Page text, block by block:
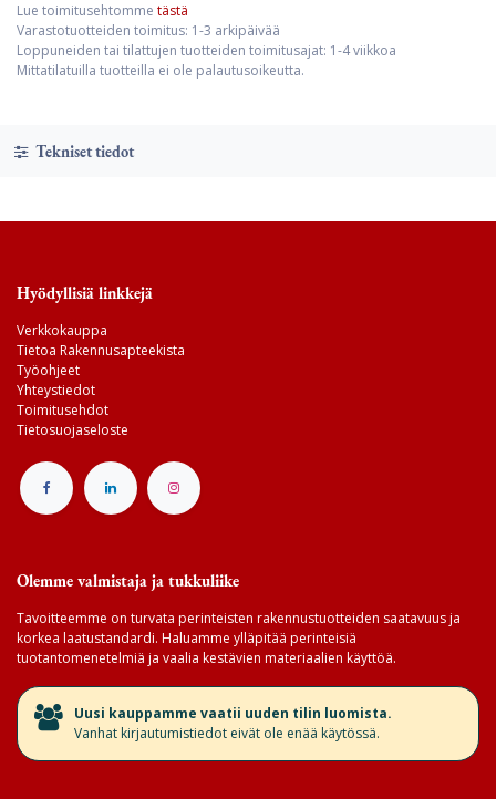
Lue toimitusehtomme tästä
Varastotuotteiden toimitus: 1-3 arkipäivää
Loppuneiden tai tilattujen tuotteiden toimitusajat: 1-4 viikkoa
Mittatilatuilla tuotteilla ei ole palautusoikeutta.
Tekniset tiedot
Hyödyllisiä linkkejä
Verkkokauppa
Tietoa Rakennusapteekista
Työohjeet
Yhteystiedot
Toimitusehdot
Tietosuojaseloste
Olemme valmistaja ja tukkuliike
Tavoitteemme on turvata perinteisten rakennustuotteiden saatavuus ja
korkea laatustandardi. Haluamme ylläpitää perinteisiä
tuotantomenetelmiä ja vaalia kestävien materiaalien käyttöä.
​Uusi kauppamme vaatii uuden tilin luomista.
Vanhat kirjautumistiedot eivät ole enää käytössä.